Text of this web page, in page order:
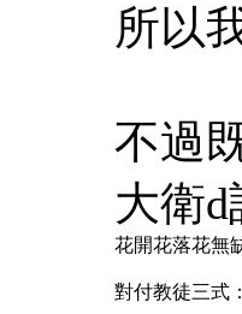
所以
不過
大衛
花開花落花無
對付教徒三式